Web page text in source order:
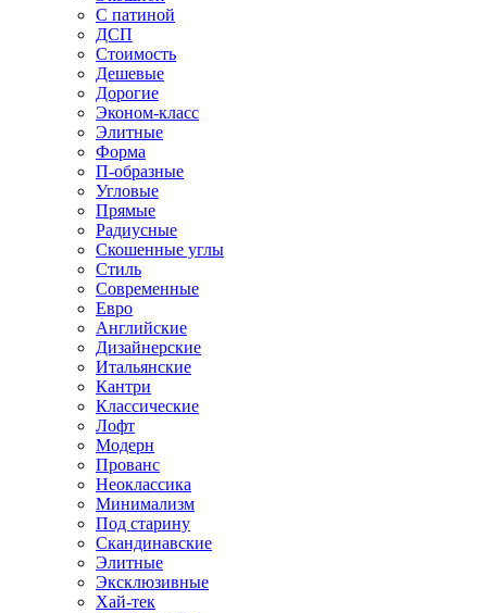
С патиной
ДСП
Стоимость
Дешевые
Дорогие
Эконом-класс
Элитные
Форма
П-образные
Угловые
Прямые
Радиусные
Скошенные углы
Стиль
Современные
Евро
Английские
Дизайнерские
Итальянские
Кантри
Классические
Лофт
Модерн
Прованс
Неоклассика
Минимализм
Под старину
Скандинавские
Элитные
Эксклюзивные
Хай-тек